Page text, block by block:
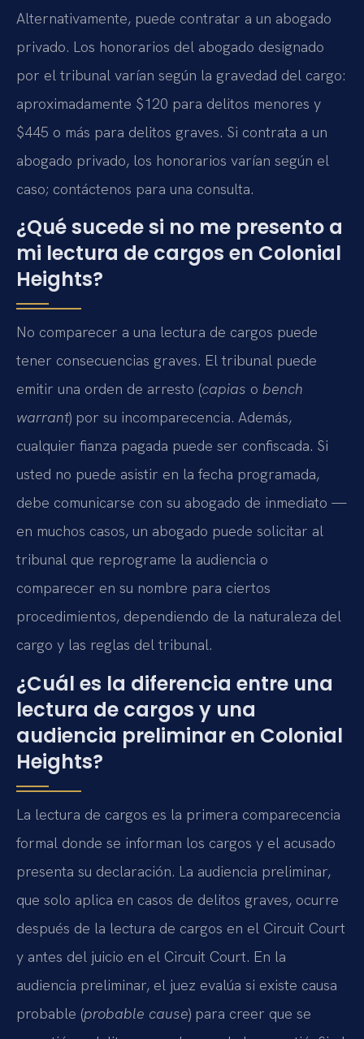
Alternativamente, puede contratar a un abogado
privado. Los honorarios del abogado designado
por el tribunal varían según la gravedad del cargo:
aproximadamente $120 para delitos menores y
$445 o más para delitos graves. Si contrata a un
abogado privado, los honorarios varían según el
caso; contáctenos para una consulta.
¿Qué sucede si no me presento a
mi lectura de cargos en Colonial
Heights?
No comparecer a una lectura de cargos puede
tener consecuencias graves. El tribunal puede
emitir una orden de arresto (capias o bench
warrant) por su incomparecencia. Además,
cualquier fianza pagada puede ser confiscada. Si
usted no puede asistir en la fecha programada,
debe comunicarse con su abogado de inmediato —
en muchos casos, un abogado puede solicitar al
tribunal que reprograme la audiencia o
comparecer en su nombre para ciertos
procedimientos, dependiendo de la naturaleza del
cargo y las reglas del tribunal.
¿Cuál es la diferencia entre una
lectura de cargos y una
audiencia preliminar en Colonial
Heights?
La lectura de cargos es la primera comparecencia
formal donde se informan los cargos y el acusado
presenta su declaración. La audiencia preliminar,
que solo aplica en casos de delitos graves, ocurre
después de la lectura de cargos en el Circuit Court
y antes del juicio en el Circuit Court. En la
audiencia preliminar, el juez evalúa si existe causa
probable (probable cause) para creer que se